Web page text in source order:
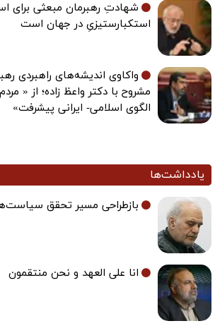
شهادتِ رهبرمان مبعثی برای
استکبارستیزیِ در جهان است
واکاوی اندیشه‌های راهبردی
مشروح با دکتر واعظ زاده؛ از «
الگوی اسلامی- ایرانی پیشرفت»
یادداشت‌ها
بازطراحی مسیر تحقق
انا علی العهد و نحن منتقمون